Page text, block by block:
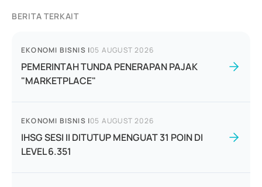
BERITA TERKAIT
EKONOMI BISNIS |05 AUGUST 2026
PEMERINTAH TUNDA PENERAPAN PAJAK
"MARKETPLACE"
EKONOMI BISNIS |05 AUGUST 2026
IHSG SESI II DITUTUP MENGUAT 31 POIN DI
LEVEL 6.351